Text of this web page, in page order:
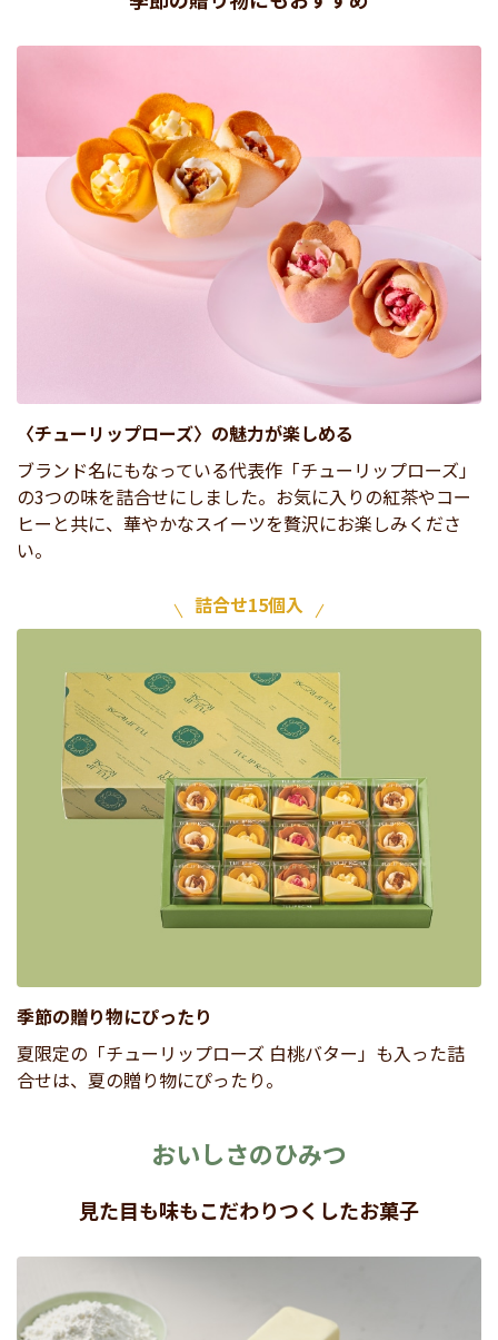
〈チューリップローズ〉の魅力が楽しめる
ブランド名にもなっている代表作「チューリップローズ」
の3つの味を詰合せにしました。お気に入りの紅茶やコー
ヒーと共に、華やかなスイーツを贅沢にお楽しみくださ
い。
詰合せ15個入
季節の贈り物にぴったり
夏限定の「チューリップローズ 白桃バター」も入った詰
合せは、夏の贈り物にぴったり。
おいしさのひみつ
見た目も味もこだわりつくしたお菓子